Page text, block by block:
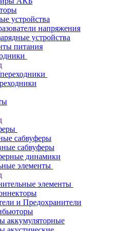
устройства
напряжения
устройства
питания
сабвуферы
сабвуферы
динамики
элементы
элементы
и Предохранители
аккумуляторные